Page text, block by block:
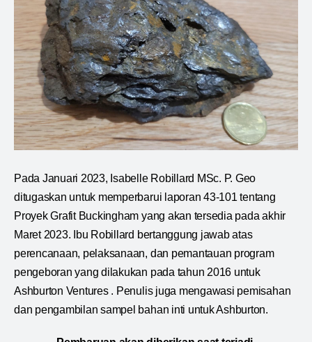
Pada Januari 2023, Isabelle Robillard MSc. P. Geo
ditugaskan untuk memperbarui laporan 43-101 tentang
Proyek Grafit Buckingham yang akan tersedia pada akhir
Maret 2023. Ibu Robillard bertanggung jawab atas
perencanaan, pelaksanaan, dan pemantauan program
pengeboran yang dilakukan pada tahun 2016 untuk
Ashburton Ventures . Penulis juga mengawasi pemisahan
dan pengambilan sampel bahan inti untuk Ashburton.